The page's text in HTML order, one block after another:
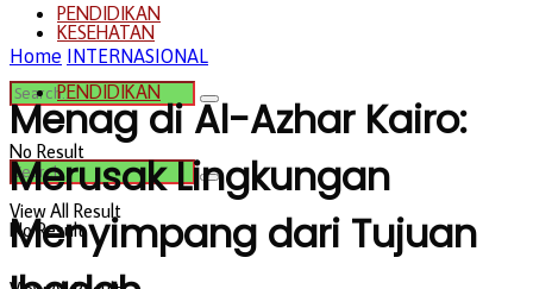
PENDIDIKAN
No Result
View All Result
KESEHATAN
PENDIDIKAN
No Result
Home INTERNASIONAL
Menag di Al-Azhar Kairo:
Merusak Lingkungan
Menyimpang dari Tujuan